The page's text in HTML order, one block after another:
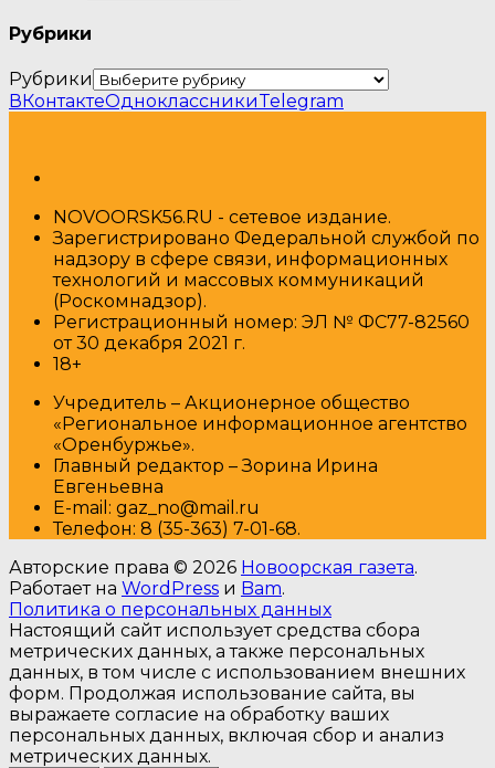
Рубрики
Рубрики
ВКонтактеОдноклассникиTelegram
NOVOORSK56.RU - сетевое издание.
Зарегистрировано Федеральной службой по
надзору в сфере связи, информационных
технологий и массовых коммуникаций
(Роскомнадзор).
Регистрационный номер: ЭЛ № ФС77-82560
от 30 декабря 2021 г.
18+
Учредитель – Акционерное общество
«Региональное информационное агентство
«Оренбуржье».
Главный редактор – Зорина Ирина
Евгеньевна
E-mail: gaz_no@mail.ru
Телефон: 8 (35-363) 7-01-68.
Авторские права © 2026 Новоорская газета.
Работает на WordPress и Bam.
Политика о персональных данных
Настоящий сайт использует средства сбора
метрических данных, а также персональных
данных, в том числе с использованием внешних
форм. Продолжая использование сайта, вы
выражаете согласие на обработку ваших
персональных данных, включая сбор и анализ
метрических данных.